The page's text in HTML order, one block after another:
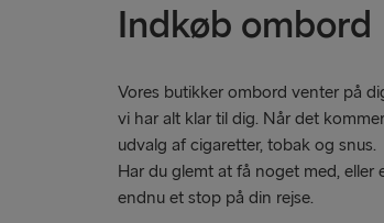
Indkøb ombord
Vores butikker ombord venter på
vi har alt klar til dig. Når det
udvalg af cigaretter, tobak og snus.
Har du glemt at få noget med,
endnu et stop på din rejse.